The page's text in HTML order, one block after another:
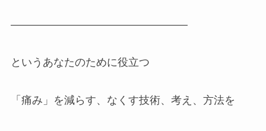
————————————————–
というあなたのために役立つ
「痛み」を減らす、なくす技術、考え、方法を